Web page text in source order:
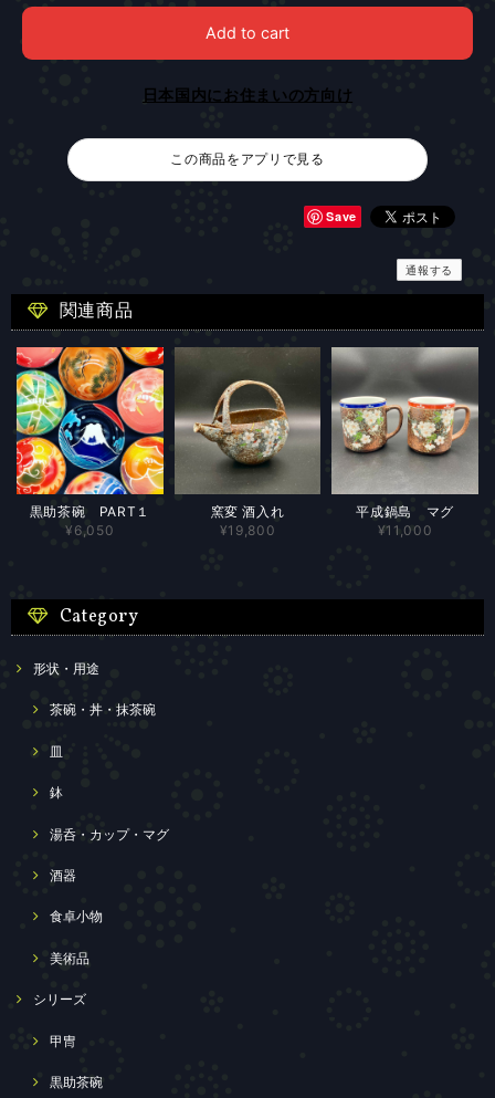
Add to cart
日本国内にお住まいの方向け
この商品をアプリで見る
Save
通報する
関連商品
黒助茶碗 PART１
¥6,050
窯変 酒入れ
¥19,800
平成鍋島 マグ
¥11,000
Category
形状・用途
茶碗・丼・抹茶碗
皿
鉢
湯呑・カップ・マグ
酒器
食卓小物
美術品
シリーズ
甲冑
黒助茶碗